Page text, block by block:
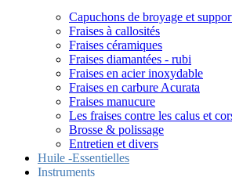
Capuchons de broyage et
Fraises à callosités
Fraises céramiques
Fraises diamantées - rubi
Fraises en acier inoxydable
Fraises en carbure Acurata
Fraises manucure
Les fraises contre les calus et
Brosse & polissage
Entretien et divers
Huile -Essentielles
Instruments